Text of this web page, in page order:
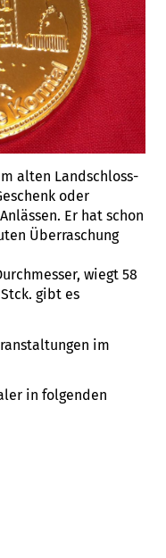
alten Landschloss-
oder
Er hat schon
Überraschung
wiegt 58
gibt es
im
in folgenden